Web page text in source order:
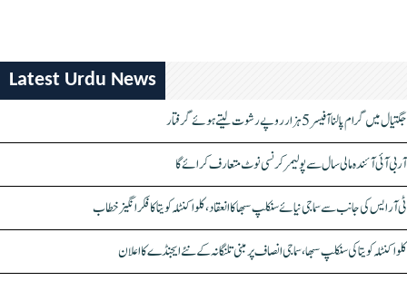
Latest Urdu News
جگتیال میں گرام پالنا آفیسر 5 ہزار روپے رشوت لیتے ہوئے گرفتار
آر بی آئی آئندہ مالی سال سے پولیمر کرنسی نوٹ متعارف کرائے گا
ٹی آر ایس کی جانب سے سماجی نیائے سنکلپ سبھا کا انعقاد، کلواکنٹلہ کویتا کا فکر انگیز خطاب
کلواکنٹلہ کویتا کی سنکلپ سبھا، سماجی انصاف پر مبنی تلنگانہ کے نئے ایجنڈے کا اعلان